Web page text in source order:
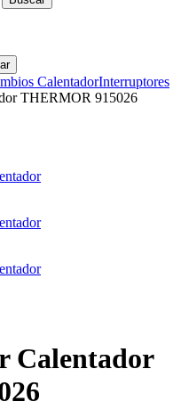
CalentadorInterruptores
THERMOR 915026
Calentador